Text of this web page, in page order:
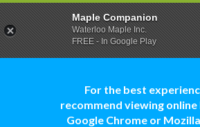
For the best
recommend viewing online
Google Chrome or
Maple Companion
Waterloo Maple Inc.
FREE - In Google Play